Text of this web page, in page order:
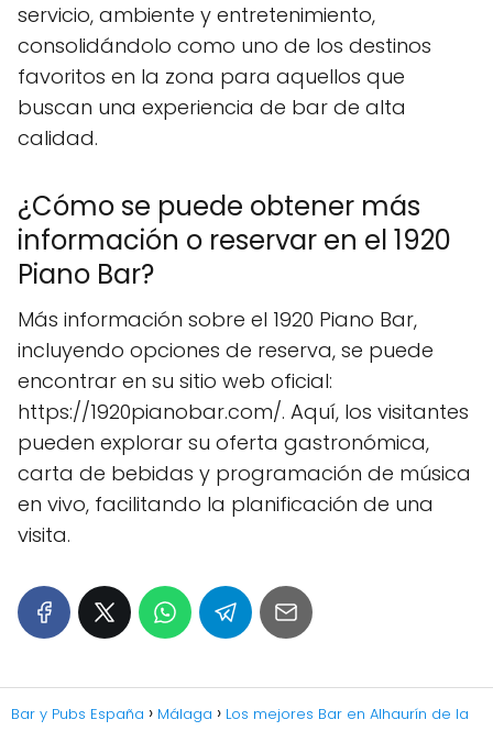
servicio, ambiente y entretenimiento,
consolidándolo como uno de los destinos
favoritos en la zona para aquellos que
buscan una experiencia de bar de alta
calidad.
¿Cómo se puede obtener más
información o reservar en el 1920
Piano Bar?
Más información sobre el 1920 Piano Bar,
incluyendo opciones de reserva, se puede
encontrar en su sitio web oficial:
https://1920pianobar.com/. Aquí, los visitantes
pueden explorar su oferta gastronómica,
carta de bebidas y programación de música
en vivo, facilitando la planificación de una
visita.
Bar y Pubs España Málaga Los mejores Bar en Alhaurín de la